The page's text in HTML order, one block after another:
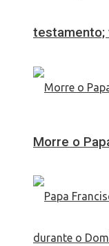
testamento;
Morre o